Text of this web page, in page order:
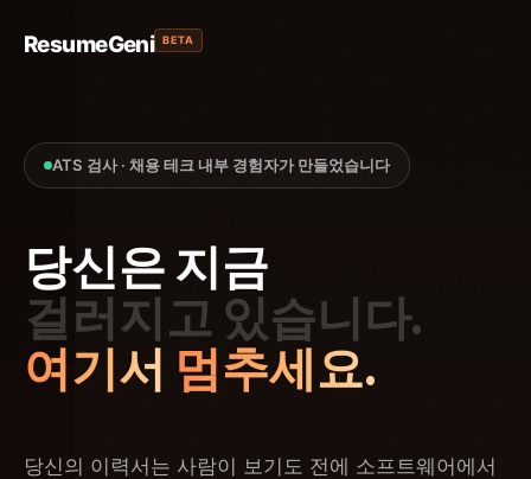
ResumeGeni BETA
ATS 검사 · 채용 테크 내부 경험자가 만들었습니다
당신은지금
걸러지고 있습니다.
여기서 멈추세요.
당신의 이력서는 사람이 보기도 전에 소프트웨어에서